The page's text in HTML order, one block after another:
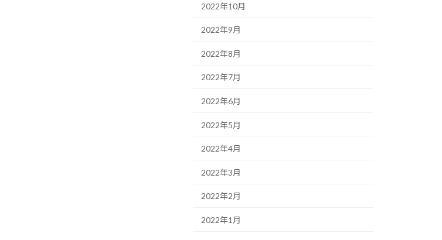
2022年10月
2022年9月
2022年8月
2022年7月
2022年6月
2022年5月
2022年4月
2022年3月
2022年2月
2022年1月